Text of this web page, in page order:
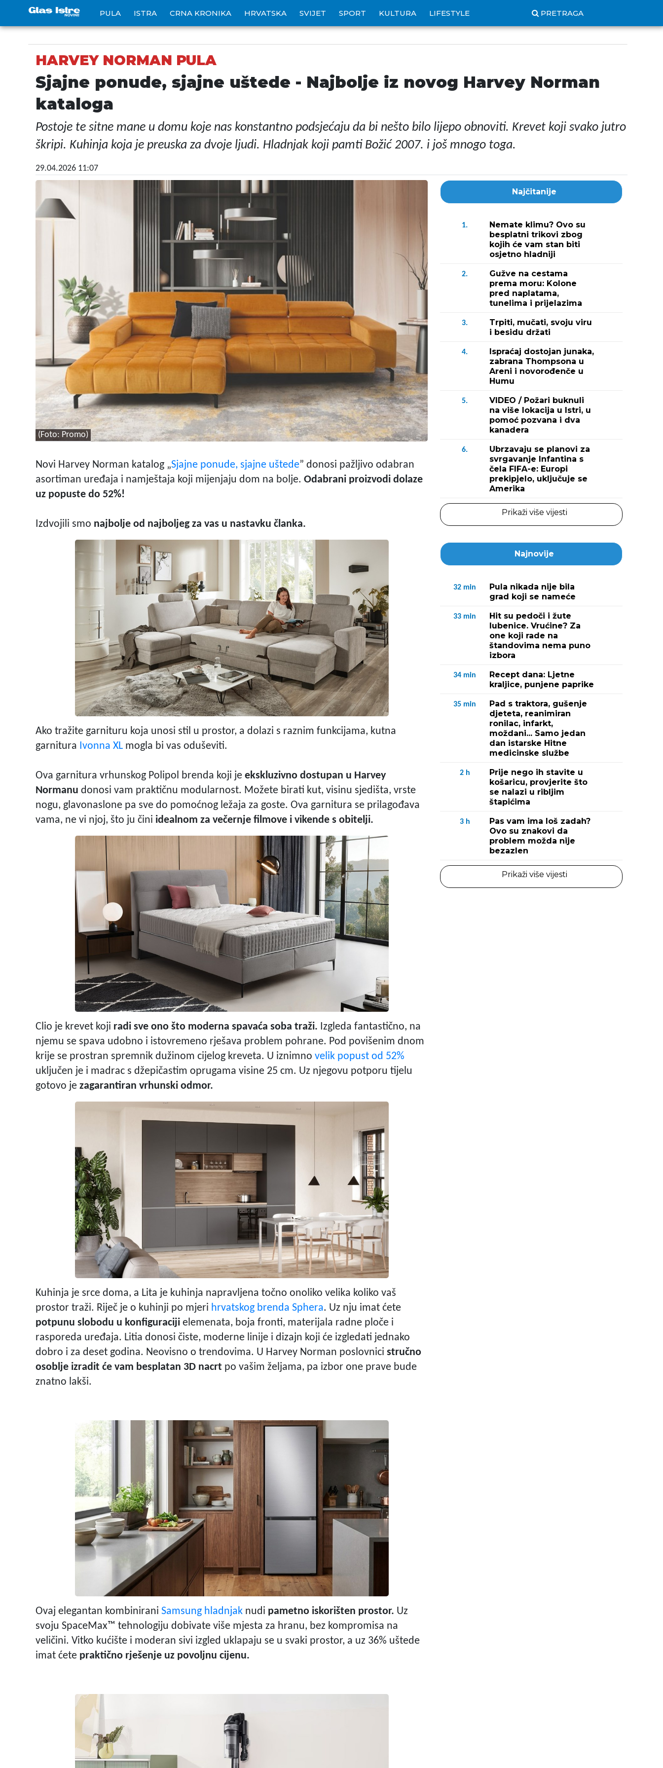
PULA ISTRA CRNA KRONIKA HRVATSKA SVIJET SPORT KULTURA LIFESTYLE PRETRAGA
HARVEY NORMAN PULA
Sjajne ponude, sjajne uštede - Najbolje iz novog Harvey Norman
kataloga
Postoje te sitne mane u domu koje nas konstantno podsjećaju da bi nešto bilo lijepo obnoviti. Krevet koji svako jutro
škripi. Kuhinja koja je preuska za dvoje ljudi. Hladnjak koji pamti Božić 2007. i još mnogo toga.
29.04.2026 11:07
(Foto: Promo)
Novi Harvey Norman katalog „Sjajne ponude, sjajne uštede” donosi pažljivo odabran
asortiman uređaja i namještaja koji mijenjaju dom na bolje. Odabrani proizvodi dolaze
uz popuste do 52%!
Izdvojili smo najbolje od najboljeg za vas u nastavku članka.
Ako tražite garnituru koja unosi stil u prostor, a dolazi s raznim funkcijama, kutna
garnitura Ivonna XL mogla bi vas oduševiti.
Ova garnitura vrhunskog Polipol brenda koji je ekskluzivno dostupan u Harvey
Normanu donosi vam praktičnu modularnost. Možete birati kut, visinu sjedišta, vrste
nogu, glavonaslone pa sve do pomoćnog ležaja za goste. Ova garnitura se prilagođava
vama, ne vi njoj, što ju čini idealnom za večernje filmove i vikende s obitelji.
Clio je krevet koji radi sve ono što moderna spavaća soba traži. Izgleda fantastično, na
njemu se spava udobno i istovremeno rješava problem pohrane. Pod povišenim dnom
krije se prostran spremnik dužinom cijelog kreveta. U iznimno velik popust od 52%
uključen je i madrac s džepičastim oprugama visine 25 cm. Uz njegovu potporu tijelu
gotovo je zagarantiran vrhunski odmor.
Kuhinja je srce doma, a Lita je kuhinja napravljena točno onoliko velika koliko vaš
prostor traži. Riječ je o kuhinji po mjeri hrvatskog brenda Sphera. Uz nju imat ćete
potpunu slobodu u konfiguraciji elemenata, boja fronti, materijala radne ploče i
rasporeda uređaja. Litia donosi čiste, moderne linije i dizajn koji će izgledati jednako
dobro i za deset godina. Neovisno o trendovima. U Harvey Norman poslovnici stručno
osoblje izradit će vam besplatan 3D nacrt po vašim željama, pa izbor one prave bude
znatno lakši.
Ovaj elegantan kombinirani Samsung hladnjak nudi pametno iskorišten prostor. Uz
svoju SpaceMax™ tehnologiju dobivate više mjesta za hranu, bez kompromisa na
veličini. Vitko kućište i moderan sivi izgled uklapaju se u svaki prostor, a uz 36% uštede
imat ćete praktično rješenje uz povoljnu cijenu.
Najčitanije
1.
Nemate klimu? Ovo su
besplatni trikovi zbog
kojih će vam stan biti
osjetno hladniji
2.
Gužve na cestama
prema moru: Kolone
pred naplatama,
tunelima i prijelazima
3.
Trpiti, mučati, svoju viru
i besidu držati
4.
Ispraćaj dostojan junaka,
zabrana Thompsona u
Areni i novorođenče u
Humu
5.
VIDEO / Požari buknuli
na više lokacija u Istri, u
pomoć pozvana i dva
kanadera
6.
Ubrzavaju se planovi za
svrgavanje Infantina s
čela FIFA-e: Europi
prekipjelo, uključuje se
Amerika
Prikaži više vijesti
Najnovije
32 min
Pula nikada nije bila
grad koji se nameće
33 min
Hit su pedoči i žute
lubenice. Vrućine? Za
one koji rade na
štandovima nema puno
izbora
34 min
Recept dana: Ljetne
kraljice, punjene paprike
35 min
Pad s traktora, gušenje
djeteta, reanimiran
ronilac, infarkt,
moždani... Samo jedan
dan istarske Hitne
medicinske službe
2 h
Prije nego ih stavite u
košaricu, provjerite što
se nalazi u ribljim
štapićima
3 h
Pas vam ima loš zadah?
Ovo su znakovi da
problem možda nije
bezazlen
Prikaži više vijesti